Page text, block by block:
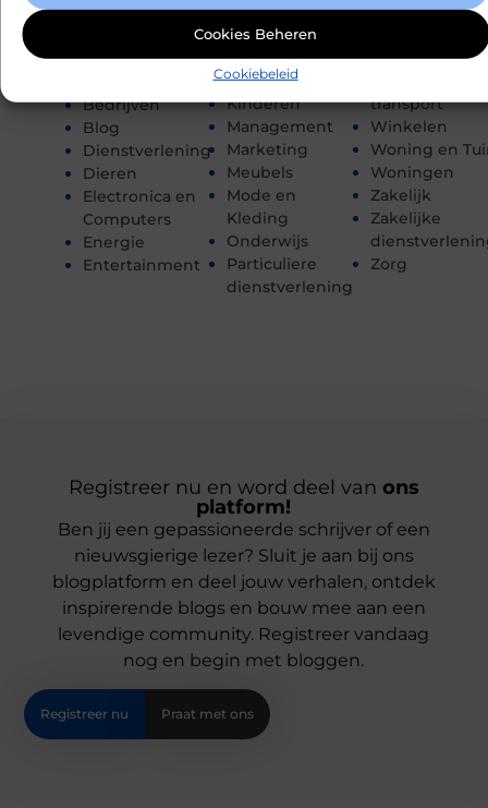
Cookies Beheren
Cookiebeleid
Banen en
Beauty en
Bedrijven
Blog
Dienstverlening
Dieren
Electronica en
Computers
Energie
Entertainment
Industrie
Internet
Internet
marketing
Kinderen
Management
Marketing
Meubels
Mode en
Kleding
Onderwijs
Particuliere
dienstverlening
Tweewielers
Verbouwen
transport
Winkelen
Woning en
Woningen
Zakelijk
Zakelijke
Zorg
Registreer nu en word deel van ons
platform!
Ben jij een gepassioneerde schrijver of een
nieuwsgierige lezer? Sluit je aan bij ons
blogplatform en deel jouw verhalen, ontdek
inspirerende blogs en bouw mee aan een
levendige community. Registreer vandaag
nog en begin met bloggen.
Registreer nu Praat met ons